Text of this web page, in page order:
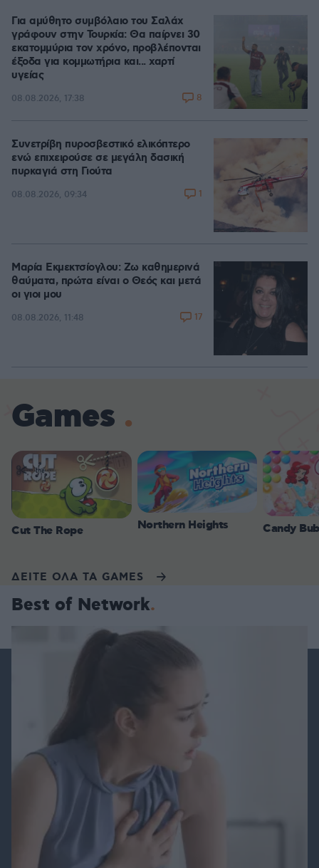
Για αμύθητο συμβόλαιο του Σαλάχ
γράφουν στην Τουρκία: Θα παίρνει 30
εκατομμύρια τον χρόνο, προβλέπονται
έξοδα για κομμωτήρια και... χαρτί
υγείας
08.08.2026, 17:38 8
Συνετρίβη πυροσβεστικό ελικόπτερο
ενώ επιχειρούσε σε μεγάλη δασική
πυρκαγιά στη Γιούτα
08.08.2026, 09:34 1
Μαρία Εκμεκτσίογλου: Ζω καθημερινά
θαύματα, πρώτα είναι ο Θεός και μετά
οι γιοι μου
08.08.2026, 11:48 17
Games
Cut The Rope Northern Heights Candy
ΔΕΙΤΕ ΟΛΑ ΤΑ GAMES
Best of Network